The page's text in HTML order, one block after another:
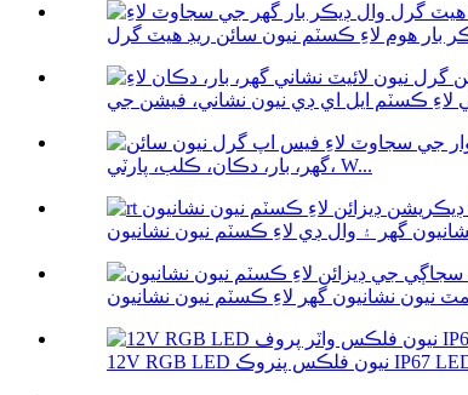
گهر، بار، دڪان، ڪلب، پارٽي، W...